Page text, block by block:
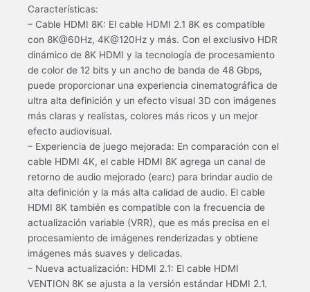
Características:
– Cable HDMI 8K: El cable HDMI 2.1 8K es compatible
con 8K@60Hz, 4K@120Hz y más. Con el exclusivo HDR
dinámico de 8K HDMI y la tecnología de procesamiento
de color de 12 bits y un ancho de banda de 48 Gbps,
puede proporcionar una experiencia cinematográfica de
ultra alta definición y un efecto visual 3D con imágenes
más claras y realistas, colores más ricos y un mejor
efecto audiovisual.
– Experiencia de juego mejorada: En comparación con el
cable HDMI 4K, el cable HDMI 8K agrega un canal de
retorno de audio mejorado (earc) para brindar audio de
alta definición y la más alta calidad de audio. El cable
HDMI 8K también es compatible con la frecuencia de
actualización variable (VRR), que es más precisa en el
procesamiento de imágenes renderizadas y obtiene
imágenes más suaves y delicadas.
– Nueva actualización: HDMI 2.1: El cable HDMI
VENTION 8K se ajusta a la versión estándar HDMI 2.1.